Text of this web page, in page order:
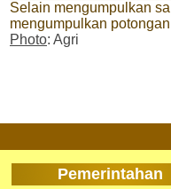
Selain mengumpulkan
mengumpulkan
Photo: Agri
Pemerintahan